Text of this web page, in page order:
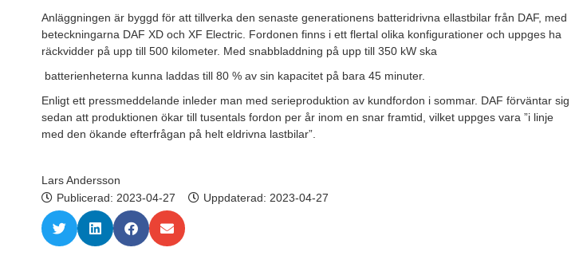
Anläggningen är byggd för att tillverka den senaste generationens batteridrivna ellastbilar från DAF, med
beteckningarna DAF XD och XF Electric. Fordonen finns i ett flertal olika konfigurationer och uppges ha
räckvidder på upp till 500 kilometer. Med snabbladdning på upp till 350 kW ska
batterienheterna kunna laddas till 80 % av sin kapacitet på bara 45 minuter.
Enligt ett pressmeddelande inleder man med serieproduktion av kundfordon i sommar. DAF förväntar sig
sedan att produktionen ökar till tusentals fordon per år inom en snar framtid, vilket uppges vara ”i linje
med den ökande efterfrågan på helt eldrivna lastbilar”.
Lars Andersson
Publicerad: 2023-04-27 Uppdaterad: 2023-04-27